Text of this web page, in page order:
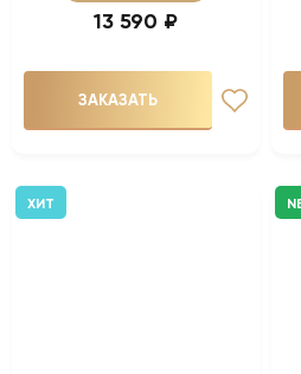
13 590 ₽
ЗАКАЗАТЬ
ХИТ